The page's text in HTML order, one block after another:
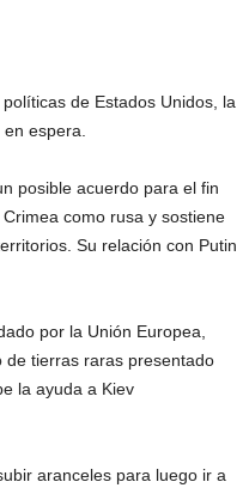
de Estados Unidos, la
espera.
posible acuerdo para el fin
como rusa y sostiene
Su relación con Putin
por la Unión Europea,
tierras raras presentado
la ayuda a Kiev
aranceles para luego ir a